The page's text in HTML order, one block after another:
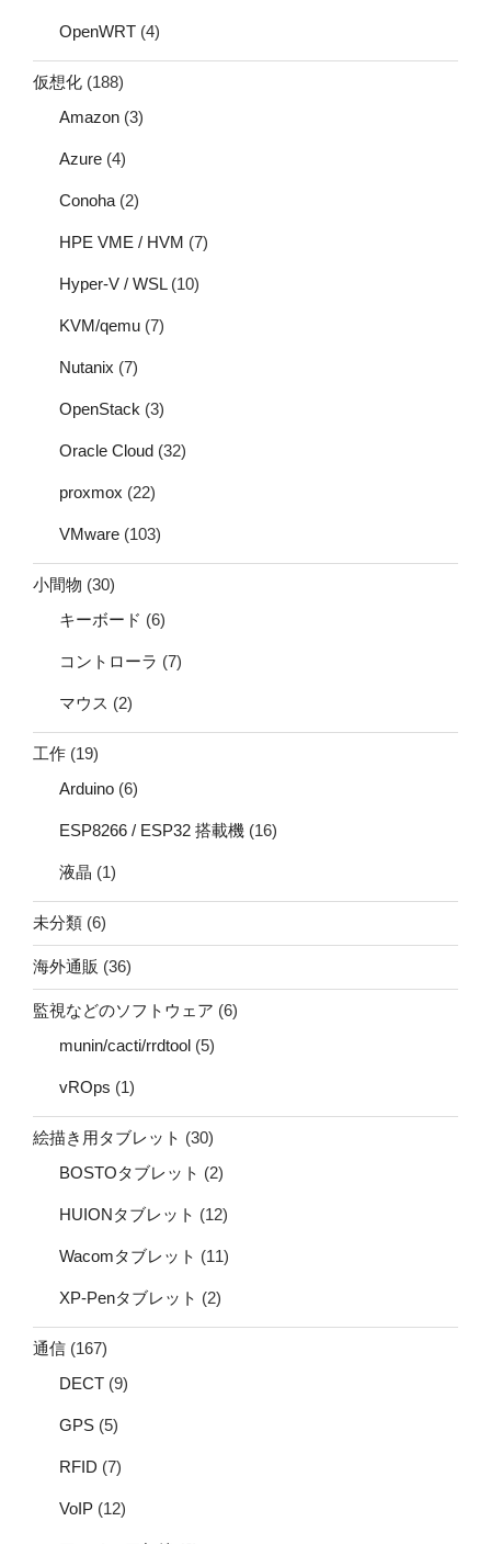
OpenWRT (4)
仮想化 (188)
Amazon (3)
Azure (4)
Conoha (2)
HPE VME / HVM (7)
Hyper-V / WSL(10)
KVM/qemu (7)
Nutanix (7)
OpenStack (3)
Oracle Cloud (32)
proxmox (22)
VMware (103)
小間物 (30)
キーボード (6)
コントローラ (7)
マウス (2)
工作 (19)
Arduino (6)
ESP8266 / ESP32 搭載機 (16)
液晶 (1)
未分類 (6)
海外通販 (36)
監視などのソフトウェア (6)
munin/cacti/rrdtool (5)
vROps (1)
絵描き用タブレット (30)
BOSTOタブレット (2)
HUIONタブレット (12)
Wacomタブレット (11)
XP-Penタブレット (2)
通信 (167)
DECT (9)
GPS (5)
RFID (7)
VoIP (12)